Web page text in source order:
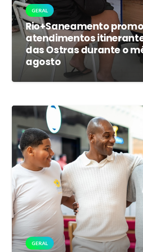
GERAL
Rio+Saneamento
atendimentos
das Ostras durante o
agosto
GERAL